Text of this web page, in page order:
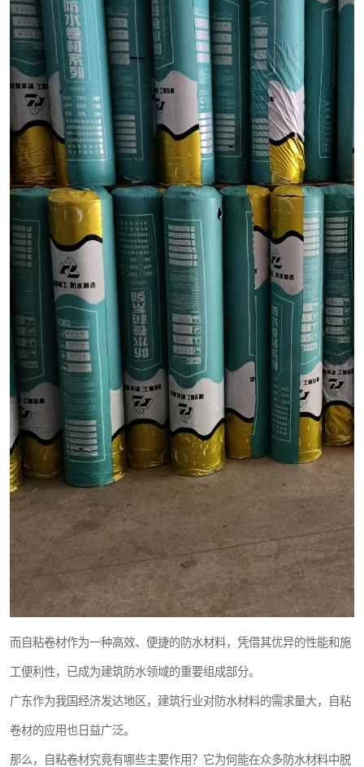
而自粘卷材作为一种高效、便捷的防水材料，凭借其优异的性能和施
工便利性，已成为建筑防水领域的重要组成部分。
广东作为我国经济发达地区，建筑行业对防水材料的需求量大，自粘
卷材的应用也日益广泛。
那么，自粘卷材究竟有哪些主要作用？它为何能在众多防水材料中脱